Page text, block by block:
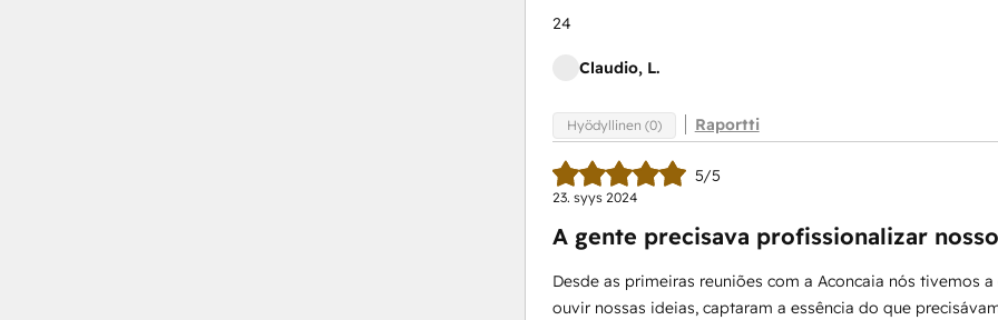
24
Claudio, L.
Hyödyllinen (0) Raportti
5/5
23. syys 2024
A gente precisava profissionalizar
Desde as primeiras reuniões com a Aconcaia nós tivemos
ouvir nossas ideias, captaram a essência do que